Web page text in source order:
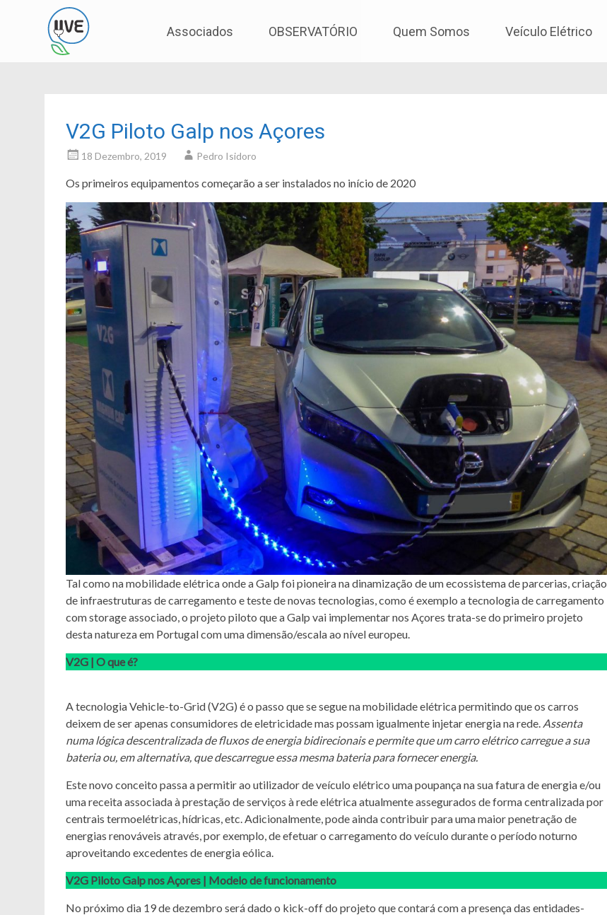
to
Associados OBSERVATÓRIO Quem Somos Veículo Elétrico
V2G Piloto Galp nos Açores
18 Dezembro, 2019 Pedro Isidoro
Os primeiros equipamentos começarão a ser instalados no início de 2020
Tal como na mobilidade elétrica onde a Galp foi pioneira na dinamização de um ecossistema de parcerias, criação
de infraestruturas de carregamento e teste de novas tecnologias, como é exemplo a tecnologia de carregamento
com storage associado, o projeto piloto que a Galp vai implementar nos Açores trata-se do primeiro projeto
desta natureza em Portugal com uma dimensão/escala ao nível europeu.
V2G | O que é?
A tecnologia Vehicle-to-Grid (V2G) é o passo que se segue na mobilidade elétrica permitindo que os carros
deixem de ser apenas consumidores de eletricidade mas possam igualmente injetar energia na rede. Assenta
numa lógica descentralizada de fluxos de energia bidirecionais e permite que um carro elétrico carregue a sua
bateria ou, em alternativa, que descarregue essa mesma bateria para fornecer energia.
Este novo conceito passa a permitir ao utilizador de veículo elétrico uma poupança na sua fatura de energia e/ou
uma receita associada à prestação de serviços à rede elétrica atualmente assegurados de forma centralizada por
centrais termoelétricas, hídricas, etc. Adicionalmente, pode ainda contribuir para uma maior penetração de
energias renováveis através, por exemplo, de efetuar o carregamento do veículo durante o período noturno
aproveitando excedentes de energia eólica.
V2G Piloto Galp nos Açores | Modelo de funcionamento
No próximo dia 19 de dezembro será dado o kick-off do projeto que contará com a presença das entidades-